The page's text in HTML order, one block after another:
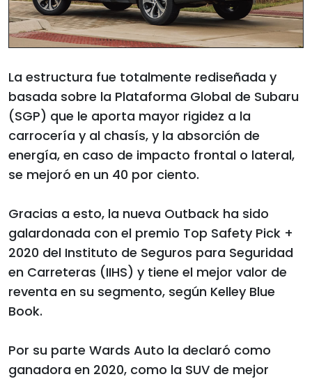
La estructura fue totalmente rediseñada y
basada sobre la Plataforma Global de Subaru
(SGP) que le aporta mayor rigidez a la
carrocería y al chasís, y la absorción de
energía, en caso de impacto frontal o lateral,
se mejoró en un 40 por ciento.
Gracias a esto, la nueva Outback ha sido
galardonada con el premio Top Safety Pick +
2020 del Instituto de Seguros para Seguridad
en Carreteras (IIHS) y tiene el mejor valor de
reventa en su segmento, según Kelley Blue
Book.
Por su parte Wards Auto la declaró como
ganadora en 2020, como la SUV de mejor